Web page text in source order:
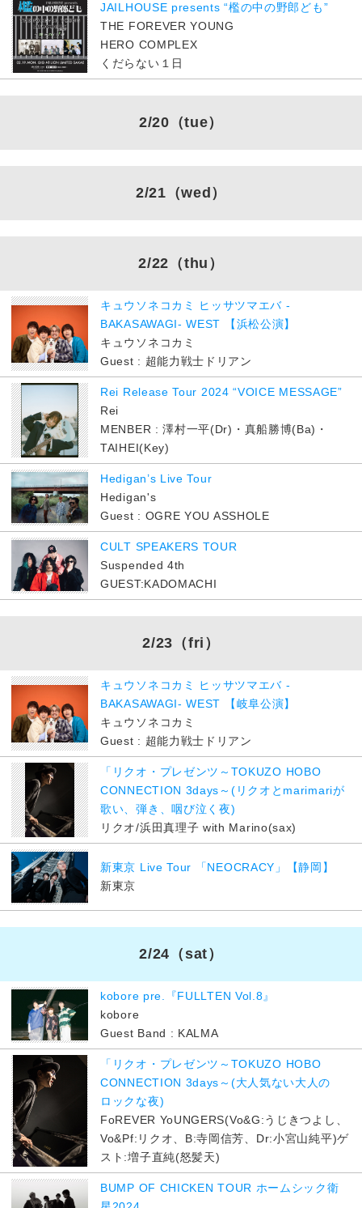
JAILHOUSE presents “檻の中の野郎ども”
THE FOREVER YOUNG
HERO COMPLEX
くだらない１日
2/20 （tue）
2/21 （wed）
2/22 （thu）
キュウソネコカミ ヒッサツマエバ -
BAKASAWAGI- WEST 【浜松公演】
キュウソネコカミ
Guest : 超能力戦士ドリアン
Rei Release Tour 2024 “VOICE MESSAGE”
Rei
MENBER : 澤村一平(Dr)・真船勝博(Ba)・
TAIHEI(Key)
Hedigan’s Live Tour
Hedigan's
Guest : OGRE YOU ASSHOLE
CULT SPEAKERS TOUR
Suspended 4th
GUEST:KADOMACHI
2/23 （fri）
キュウソネコカミ ヒッサツマエバ -
BAKASAWAGI- WEST 【岐阜公演】
キュウソネコカミ
Guest : 超能力戦士ドリアン
「リクオ・プレゼンツ～TOKUZO HOBO
CONNECTION 3days～(リクオとmarimariが
歌い、弾き、咽び泣く夜)
リクオ/浜田真理子 with Marino(sax)
新東京 Live Tour 「NEOCRACY」【静岡】
新東京
2/24 （sat）
kobore pre.『FULLTEN Vol.8』
kobore
Guest Band : KALMA
「リクオ・プレゼンツ～TOKUZO HOBO
CONNECTION 3days～(大人気ない大人の
ロックな夜)
FoREVER YoUNGERS(Vo&G:うじきつよし、
Vo&Pf:リクオ、B:寺岡信芳、Dr:小宮山純平)ゲ
スト:増子直純(怒髪天)
BUMP OF CHICKEN TOUR ホームシック衛